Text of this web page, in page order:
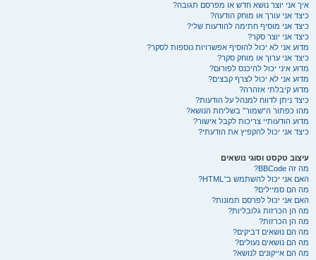
איך אני יוצר נושא חדש או מפרסם תגובה?
כיצד אני עורך או מוחק הודעה?
כיצד אני מוסיף חתימה להודעות שלי?
כיצד אני יוצר סקר?
מדוע אני לא יכול להוסיף אפשרויות נוספות לסקר?
כיצד אני ערוך או מוחק סקר?
מדוע איני יכול להיכנס לפורום?
מדוע אני לא יכול לצרף קבצים?
מדוע קיבלתי אזהרה?
כיצד ניתן לדווח למנהל על הודעות?
מהו כפתור ה“שמור” בשליחת הנושא?
מדוע הודעותיי צריכות לקבל אישור?
כיצד אני יכול להקפיץ את הודעתי?
עיצוב טקסט וסוגי נושאים
מה זה BBCode?
האם אני יכול להשתמש ב־HTML?
מה הם סמיילים?
האם אני יכול לפרסם תמונות?
מה הן הכרזות גלובליות?
מה הן הכרזות?
מה הם נושאים דביקים?
מה הם נושאים נעולים?
מה הם אייקונים לנושא?